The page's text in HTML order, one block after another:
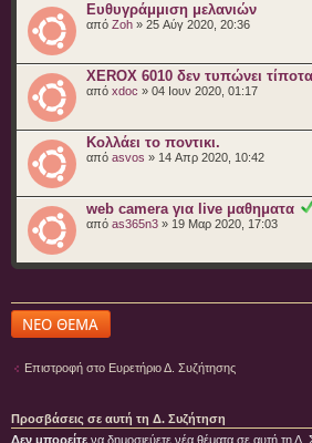
Ευθυγράμμιση μελανιών
από Zoh » 25 Αύγ 2020, 20:36
XEROX 6010 δεν τυπώνει τίποτα
από xdoc » 04 Ιουν 2020, 01:17
Κολλάει το ποντικι.
από asvos » 14 Απρ 2020, 10:42
web camera για live μαθηματα
από as365n3 » 19 Μαρ 2020, 17:03
Δημιουργία νέου
θέματος
Επιστροφή στο Ευρετήριο Δ. Συζήτησης
Προσβάσεις σε αυτή τη Δ. Συζήτηση
Δεν μπορείτε να δημοσιεύετε νέα θέματα σε αυτή τη Δ.